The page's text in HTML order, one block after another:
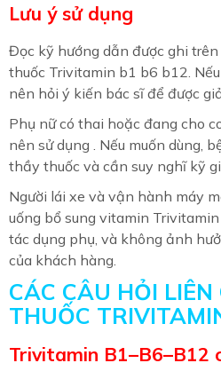
Lưu ý sử dụng
Đọc kỹ hướng dẫn được ghi
thuốc Trivitamin b1 b6 b12.
nên hỏi ý kiến bác sĩ để được
Phụ nữ có thai hoặc đang cho
nên sử dụng . Nếu muốn dùng,
thầy thuốc và cần suy nghĩ kỹ
Người lái xe và vận hành máy
uống bổ sung vitamin
tác dụng phụ, và không ảnh
của khách hàng.
CÁC CÂU HỎI
THUỐC
Trivitamin B1–B6–B12